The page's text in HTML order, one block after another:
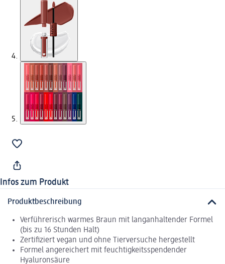
Infos zum Produkt
Produktbeschreibung
Verführerisch warmes Braun mit langanhaltender Formel
(bis zu 16 Stunden Halt)
Zertifiziert vegan und ohne Tierversuche hergestellt
Formel angereichert mit feuchtigkeitsspendender
Hyaluronsäure